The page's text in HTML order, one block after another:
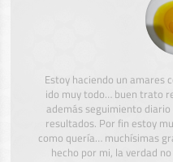
Estoy haciendo un amares
ido muy todo… buen trato
además seguimiento
resultados. Por fin estoy
como quería… muchísimas
hecho por mi, la verdad